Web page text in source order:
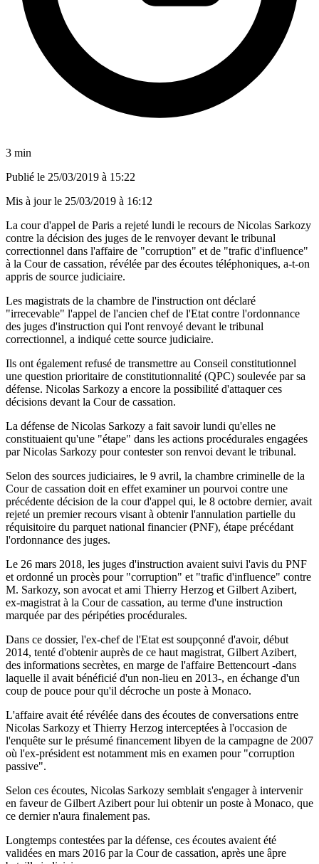
3 min
Publié le 25/03/2019 à 15:22
Mis à jour le 25/03/2019 à 16:12
La cour d'appel de Paris a rejeté lundi le recours de Nicolas Sarkozy
contre la décision des juges de le renvoyer devant le tribunal
correctionnel dans l'affaire de "corruption" et de "trafic d'influence"
à la Cour de cassation, révélée par des écoutes téléphoniques, a-t-on
appris de source judiciaire.
Les magistrats de la chambre de l'instruction ont déclaré
"irrecevable" l'appel de l'ancien chef de l'Etat contre l'ordonnance
des juges d'instruction qui l'ont renvoyé devant le tribunal
correctionnel, a indiqué cette source judiciaire.
Ils ont également refusé de transmettre au Conseil constitutionnel
une question prioritaire de constitutionnalité (QPC) soulevée par sa
défense. Nicolas Sarkozy a encore la possibilité d'attaquer ces
décisions devant la Cour de cassation.
La défense de Nicolas Sarkozy a fait savoir lundi qu'elles ne
constituaient qu'une "étape" dans les actions procédurales engagées
par Nicolas Sarkozy pour contester son renvoi devant le tribunal.
Selon des sources judiciaires, le 9 avril, la chambre criminelle de la
Cour de cassation doit en effet examiner un pourvoi contre une
précédente décision de la cour d'appel qui, le 8 octobre dernier, avait
rejeté un premier recours visant à obtenir l'annulation partielle du
réquisitoire du parquet national financier (PNF), étape précédant
l'ordonnance des juges.
Le 26 mars 2018, les juges d'instruction avaient suivi l'avis du PNF
et ordonné un procès pour "corruption" et "trafic d'influence" contre
M. Sarkozy, son avocat et ami Thierry Herzog et Gilbert Azibert,
ex-magistrat à la Cour de cassation, au terme d'une instruction
marquée par des péripéties procédurales.
Dans ce dossier, l'ex-chef de l'Etat est soupçonné d'avoir, début
2014, tenté d'obtenir auprès de ce haut magistrat, Gilbert Azibert,
des informations secrètes, en marge de l'affaire Bettencourt -dans
laquelle il avait bénéficié d'un non-lieu en 2013-, en échange d'un
coup de pouce pour qu'il décroche un poste à Monaco.
L'affaire avait été révélée dans des écoutes de conversations entre
Nicolas Sarkozy et Thierry Herzog interceptées à l'occasion de
l'enquête sur le présumé financement libyen de la campagne de 2007
où l'ex-président est notamment mis en examen pour "corruption
passive".
Selon ces écoutes, Nicolas Sarkozy semblait s'engager à intervenir
en faveur de Gilbert Azibert pour lui obtenir un poste à Monaco, que
ce dernier n'aura finalement pas.
Longtemps contestées par la défense, ces écoutes avaient été
validées en mars 2016 par la Cour de cassation, après une âpre